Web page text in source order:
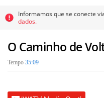
Informamos que se conecte
dados.
O Caminho de
Tempo 35:09